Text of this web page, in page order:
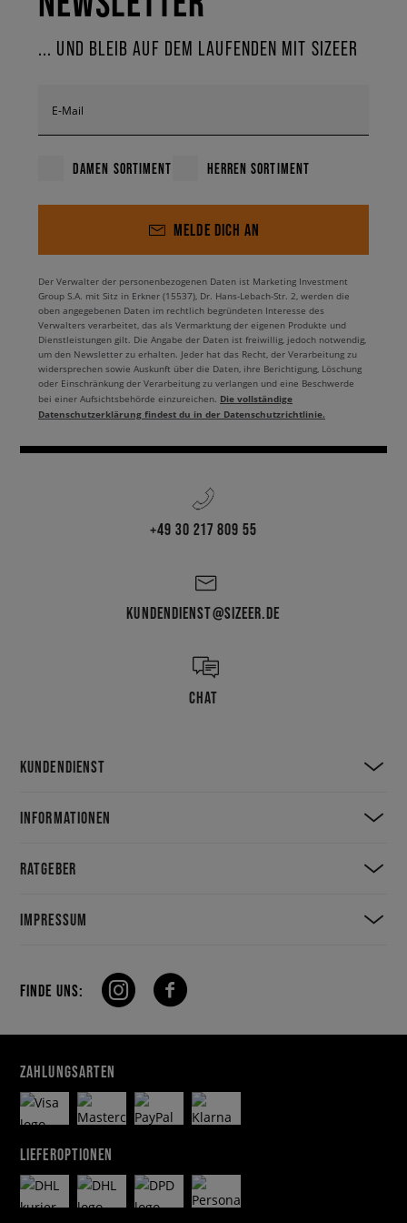
sporty Look
Mit den Nike Air Vapormax Schuhen gewinnt jeder Style +100 Punkte an
Lifestyle-Fans als auch echte Streetstyle-Fans. Egal, ob du sie mit Jeans
und Dynamik. Die Vapormaxe verleihen selbst minimalistischen Looks
eine einzigartige Note. Ihre moderne Form wird Fans von angesagten
kannst? Das ist ganz einfach! Du kannst sie mit Jogginghosen, Jeans und
Sommershorts kombinieren.
Es ist nicht zu leugnen, dass die Nike Air Vapormax Herren- und
Damenschuhe dank Rappern, Influencern und allen Trendsettern da
draußen zu den Ikonen von heute geworden sind. Ihr Einsatzbereich geht
weit über den Sport hinaus. Du findest viele Versionen dieses Modells
auf dem Markt, sodass du sie problemlos an deinen individuellen Stil
anpassen kannst. Zusätzlich zu ihrem originellen Design bieten sie
Leichtigkeit, Dämpfung und Weichheit. Sie sind außerdem extrem leicht
und daher bequem. Du findest die Modelle aus der Nike AirVapormax
... UND BLEIB AUF DEM LAUFENDEN MIT SIZEER
E-Mail
DAMEN SORTIMENT HERREN SORTIMENT
MELDE DICH AN
Der Verwalter der personenbezogenen Daten ist Marketing Investment
Group S.A. mit Sitz in Erkner (15537), Dr. Hans-Lebach-Str. 2, werden die
oben angegebenen Daten im rechtlich begründeten Interesse des
Verwalters verarbeitet, das als Vermarktung der eigenen Produkte und
Dienstleistungen gilt. Die Angabe der Daten ist freiwillig, jedoch notwendig,
um den Newsletter zu erhalten. Jeder hat das Recht, der Verarbeitung zu
widersprechen sowie Auskunft über die Daten, ihre Berichtigung, Löschung
oder Einschränkung der Verarbeitung zu verlangen und eine Beschwerde
bei einer Aufsichtsbehörde einzureichen. Die vollständige
Datenschutzerklärung findest du in der Datenschutzrichtlinie.
+49 30 217 809 55
KUNDENDIENST@SIZEER.DE
CHAT
KUNDENDIENST
INFORMATIONEN
RATGEBER
IMPRESSUM
FINDE UNS:
ZAHLUNGSARTEN
LIEFEROPTIONEN